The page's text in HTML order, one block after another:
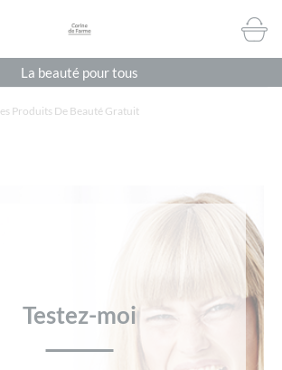
CORINE DE FARME BE
La beauté pour tous
Produits De Beauté Gratuit
Testez-moi